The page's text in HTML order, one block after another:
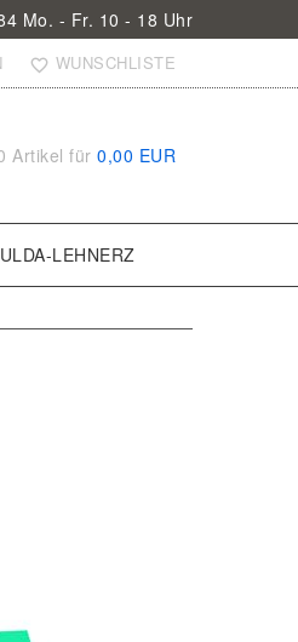
Mo. - Fr. 10 - 18 Uhr
WUNSCHLISTE
Artikel für 0,00 EUR
LEHNERZ